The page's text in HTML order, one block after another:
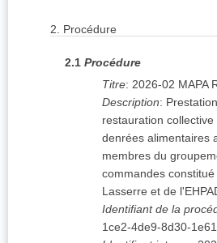
2. Procédure
2.1 Procédure
Titre: 2026-02 MAPA
Description:
restauration
denrées alimentaires
membres du
commandes constitué
Lasserre et de
Identifiant de la
1ce2-4de9-8d30-